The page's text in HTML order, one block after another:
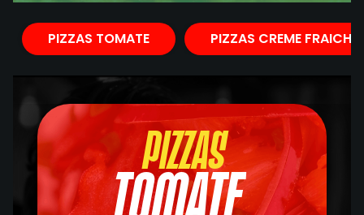
PIZZAS TOMATE PIZZAS CREME FRAICHE
Pizzas